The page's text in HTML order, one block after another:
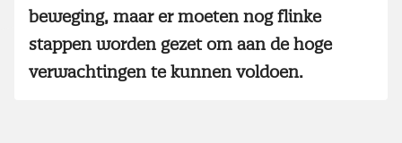
beweging, maar er moeten nog flinke
stappen worden gezet om aan de hoge
verwachtingen te kunnen voldoen.